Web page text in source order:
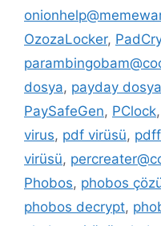
OzozaLocker,
dosya, payday
PaySafeGen, PClock,
virus, pdf virüsü,
virüsü,
Phobos, phobos
phobos decrypt,